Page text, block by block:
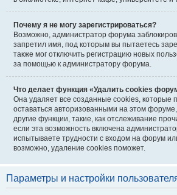
Почему я не могу зарегистрироваться?
Возможно, администратор форума
запретил имя, под которым вы пытаетесь
также мог отключить регистрацию новых
за помощью к администратору форума.
Что делает функция «Удалить cookies
Она удаляет все созданные cookies, которые
оставаться авторизованными на этом
другие функции, такие, как отслеживание
если эта возможность включена
испытываете трудности с входом на форум
возможно, удаление cookies поможет.
Параметры и настройки